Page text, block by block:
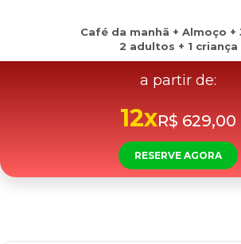
Café da manhã + Almoço +
2 adultos + 1 criança
a partir de:
12xR$ 629,00
RESERVE AGORA